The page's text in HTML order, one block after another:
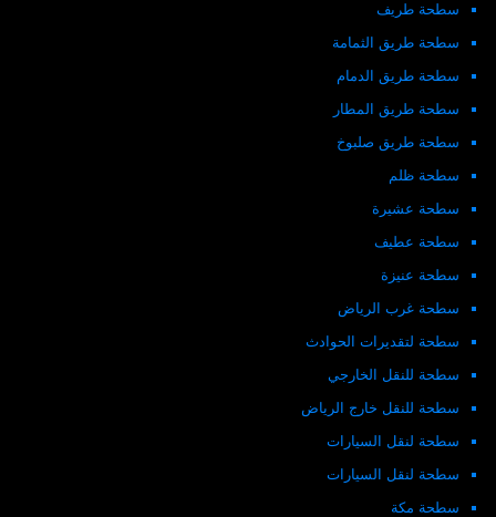
سطحة طريف
سطحة طريق الثمامة
سطحة طريق الدمام
سطحة طريق المطار
سطحة طريق صلبوخ
سطحة ظلم
سطحة عشيرة
سطحة عطيف
سطحة عنيزة
سطحة غرب الرياض
سطحة لتقديرات الحوادث
سطحة للنقل الخارجي
سطحة للنقل خارج الرياض
سطحة لنقل السيارات
سطحة لنقل السيارات
سطحة مكة